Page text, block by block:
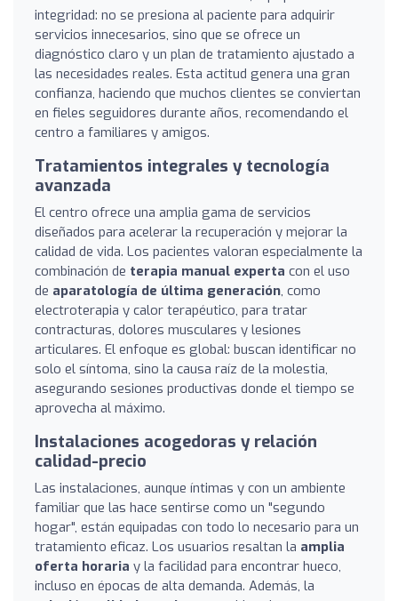
integridad: no se presiona al paciente para adquirir
servicios innecesarios, sino que se ofrece un
diagnóstico claro y un plan de tratamiento ajustado a
las necesidades reales. Esta actitud genera una gran
confianza, haciendo que muchos clientes se conviertan
en fieles seguidores durante años, recomendando el
centro a familiares y amigos.
Tratamientos integrales y tecnología
avanzada
El centro ofrece una amplia gama de servicios
diseñados para acelerar la recuperación y mejorar la
calidad de vida. Los pacientes valoran especialmente la
combinación de terapia manual experta con el uso
de aparatología de última generación, como
electroterapia y calor terapéutico, para tratar
contracturas, dolores musculares y lesiones
articulares. El enfoque es global: buscan identificar no
solo el síntoma, sino la causa raíz de la molestia,
asegurando sesiones productivas donde el tiempo se
aprovecha al máximo.
Instalaciones acogedoras y relación
calidad-precio
Las instalaciones, aunque íntimas y con un ambiente
familiar que las hace sentirse como un "segundo
hogar", están equipadas con todo lo necesario para un
tratamiento eficaz. Los usuarios resaltan la amplia
oferta horaria y la facilidad para encontrar hueco,
incluso en épocas de alta demanda. Además, la